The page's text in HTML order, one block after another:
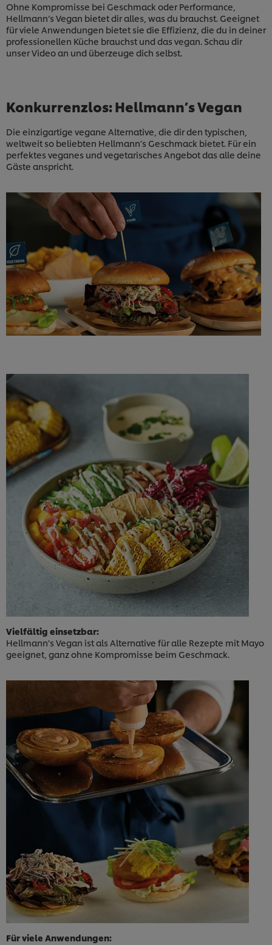
Ohne Kompromisse bei Geschmack oder Performance,
Hellmann‘s Vegan bietet dir alles, was du brauchst. Geeignet
für viele Anwendungen bietet sie die Effizienz, die du in deiner
professionellen Küche brauchst und das vegan. Schau dir
unser Video an und überzeuge dich selbst.
Konkurrenzlos: Hellmann’s Vegan
Die einzigartige vegane Alternative, die dir den typischen,
weltweit so beliebten Hellmann’s Geschmack bietet. Für ein
perfektes veganes und vegetarisches Angebot das alle deine
Gäste anspricht.
Vielfältig einsetzbar:
Hellmann’s Vegan ist als Alternative für alle Rezepte mit Mayo
geeignet, ganz ohne Kompromisse beim Geschmack.
Für viele Anwendungen: